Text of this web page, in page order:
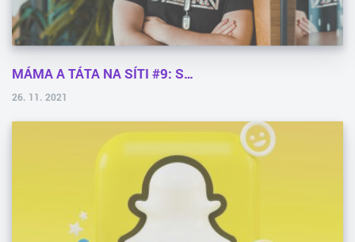
MÁMA A TÁTA NA SÍTI #9: S…
26. 11. 2021